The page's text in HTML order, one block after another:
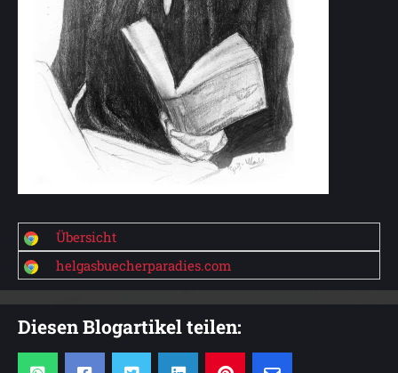
Übersicht
helgasbuecherparadies.com
Diesen Blogartikel teilen: